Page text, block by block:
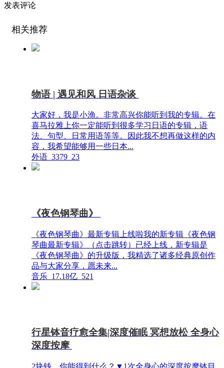
发表评论
相关推荐
物语 | 遇见和风 日语杂谈
大家好，我是小渔。非常高兴你能听到我的专辑。在
喜马拉雅上你一定能听到很多学习日语的专辑，语
法、句型、日常用语等等。因此我不想再做这样的内
容，我希望能够用一些日本...
外语 3379 23
《夜色钢琴曲》
《夜色钢琴曲》最新专辑上线啦我的新专辑《夜色钢
琴曲最新专辑》（点击跳转）已经上线，新专辑是
《夜色钢琴曲》的升级版，我精选了诸多经典原创作
品与大家分享，愿未来...
音乐 17.18亿 521
行星钵音疗愈全集|深度催眠 冥想放松 全身心
深度按摩